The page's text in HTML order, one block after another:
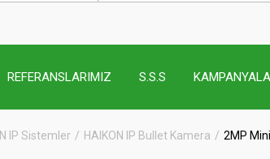
REFERANSLARIMIZ S.S.S
IP Sistemler HAIKON IP Bullet Kamera 2MP